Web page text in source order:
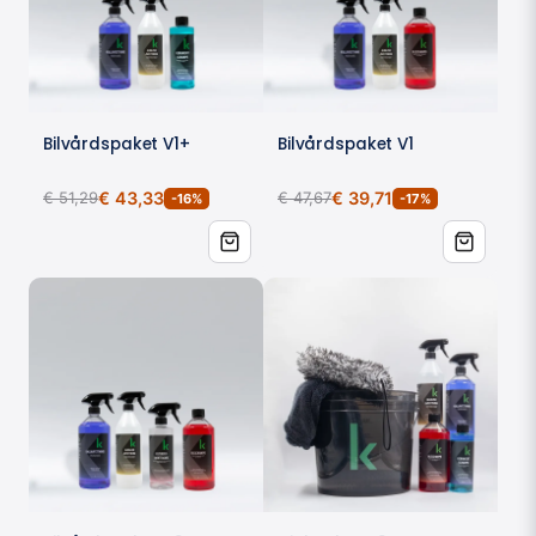
bilschampo
Vid regelbunden tvätt av fordon med keramisk
coating
glans
Efter regniga perioder för att återställa
avrinningseffekt
När du vill ha proffsig finish med minimal insats
Orsakar allvarliga ögonskador. Använd
skyddshandskar och ögonskydd.
UFI:JRW2 6VCF 6J6Y XV0S
Säkerhetsdatablad:Finns att rekvirera
Vanliga frågor om keramiskt
Bilvårdspaket V1+
€ 51,29€ 43,33 -16%
Bilvårdspaket V1
€ 47,67€ 39,71 -17%